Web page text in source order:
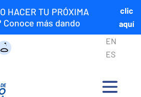
HACER TU PRÓXIMA
Conoce más dando
clic
aquí
EN
ES